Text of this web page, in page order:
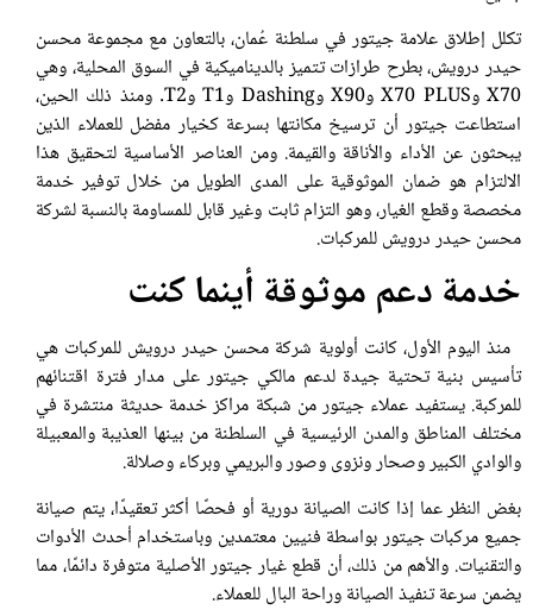
تكلل إطلاق علامة جيتور في سلطنة عُمان، بالتعاون مع مجموعة محسن
حيدر درويش، بطرح طرازات تتميز بالديناميكية في السوق المحلية، وهي
X70 وX70 PLUS وX90 وDashing وT1 وT2. ومنذ ذلك الحين،
استطاعت جيتور أن ترسيخ مكانتها بسرعة كخيار مفضل للعملاء الذين
يبحثون عن الأداء والأناقة والقيمة. ومن العناصر الأساسية لتحقيق هذا
الالتزام هو ضمان الموثوقية على المدى الطويل من خلال توفير خدمة
مخصصة وقطع الغيار، وهو التزام ثابت وغير قابل للمساومة بالنسبة لشركة
محسن حيدر درويش للمركبات.
خدمة دعم موثوقة أينما كنت
منذ اليوم الأول، كانت أولوية شركة محسن حيدر درويش للمركبات هي
تأسيس بنية تحتية جيدة لدعم مالكي جيتور على مدار فترة اقتنائهم
للمركبة. يستفيد عملاء جيتور من شبكة مراكز خدمة حديثة منتشرة في
مختلف المناطق والمدن الرئيسية في السلطنة من بينها العذيبة والمعبيلة
والوادي الكبير وصحار ونزوى وصور والبريمي وبركاء وصلالة.
بغض النظر عما إذا كانت الصيانة دورية أو فحصًا أكثر تعقيدًا، يتم صيانة
جميع مركبات جيتور بواسطة فنيين معتمدين وباستخدام أحدث الأدوات
والتقنيات. والأهم من ذلك، أن قطع غيار جيتور الأصلية متوفرة دائمًا، مما
يضمن سرعة تنفيذ الصيانة وراحة البال للعملاء.